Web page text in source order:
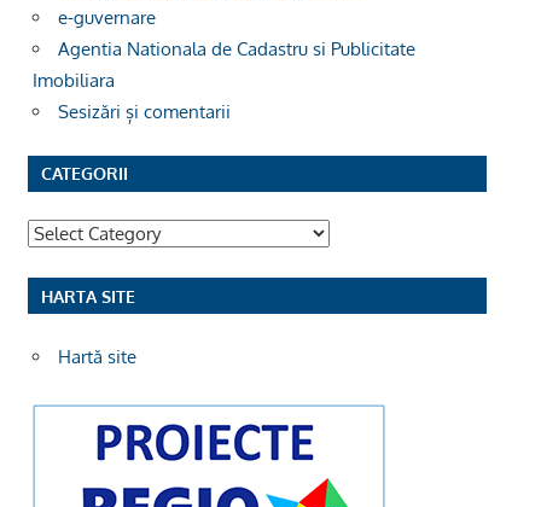
e-guvernare
Agentia Nationala de Cadastru si Publicitate
Imobiliara
Sesizări și comentarii
CATEGORII
Categorii
HARTA SITE
Hartă site